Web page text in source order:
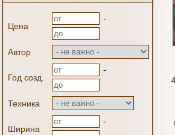
Цена
-
Автор
Год созд.
-
Техника
Ширина
-